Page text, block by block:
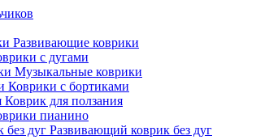
Развивающие коврики
с дугами
Музыкальные коврики
Коврики с бортиками
Коврик для ползания
пианино
Развивающий коврик без дуг